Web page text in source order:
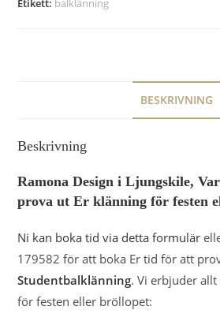
Etikett: balklänning
BESKRIVNING
Beskrivning
Ramona Design i Ljungskile,
prova ut Er klänning för festen
Ni kan boka tid via detta formulär
179582 för att boka Er tid för att
Studentbalklänning. Vi erbjuder
för festen eller bröllopet: